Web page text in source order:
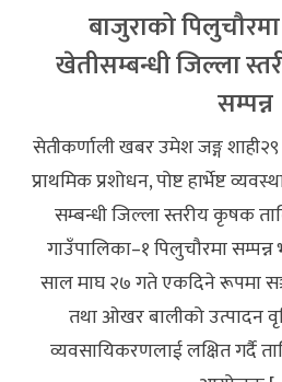
बाजुराको
खेतीसम्बन्धी जिल्ला
सम्पन्न
सेतीकर्णाली खबर उमेश जङ्ग शाही२९
प्राथमिक प्रशोधन, पोष्ट हार्भेष्ट
सम्बन्धी जिल्ला स्तरीय कृषक
गाउँपालिका–१ पिलुचौरमा
साल माघ २७ गते एकदिने रूपमा
तथा ओखर बालीको उत्पादन
व्यवसायिकरणलाई लक्षित गर्दै